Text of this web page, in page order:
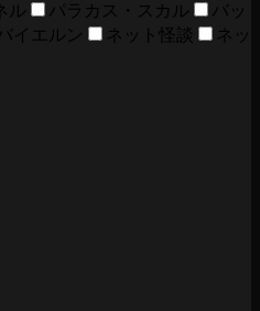
ル パラカス・スカル
バッ
イエルン ネット怪談
ネッ